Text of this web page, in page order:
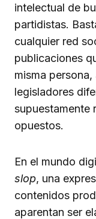
intelectual de
partidistas.
cualquier red
publicaciones
misma
legisladores
supuestamente
opuestos.
En el mundo
slop, una
contenidos
aparentan ser